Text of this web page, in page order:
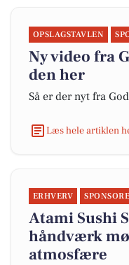
OPSLAGSTAVLEN
Ny video fra
den her
Så er der nyt fra
Læs hele artiklen
ERHVERV
Atami Sushi
håndværk
atmosfære